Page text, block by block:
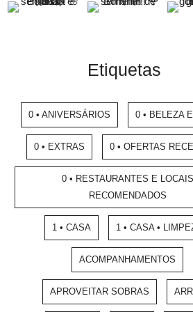
Etiquetas
0 • ANIVERSÁRIOS 0 • BELEZA
0 • EXTRAS 0 • OFERTAS
0 • RESTAURANTES E LOCAIS
RECOMENDADOS
1 • CASA 1 • CASA •
ACOMPANHAMENTOS
APROVEITAR SOBRAS